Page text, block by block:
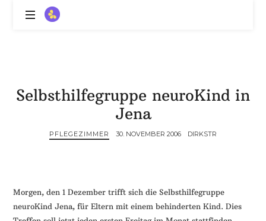
ZitronenBitter
mit
treffe
dein
Mut
Selbsthilfegruppe neuroKind in
Jena
PFLEGEZIMMER 30. NOVEMBER 2006 DIRKSTR
Morgen, den 1 Dezember trifft sich die Selbsthilfegruppe
neuroKind Jena, für Eltern mit einem behinderten Kind. Dies